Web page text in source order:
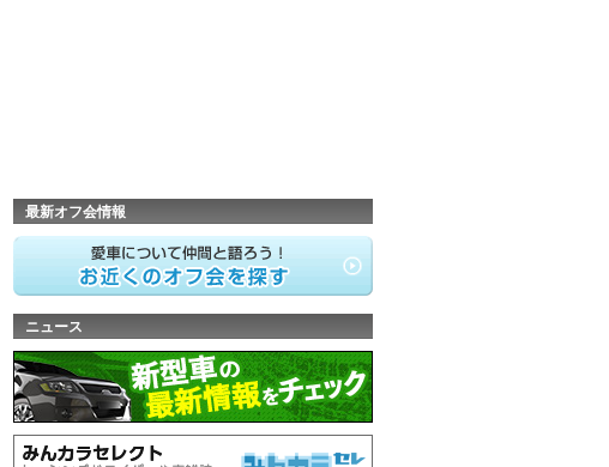
最新オフ会情報
ニュース